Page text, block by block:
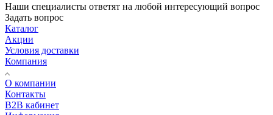
Наши специалисты ответят на любой интересующий вопрос
Задать вопрос
Каталог
Акции
Условия доставки
Компания
О компании
Контакты
B2B кабинет